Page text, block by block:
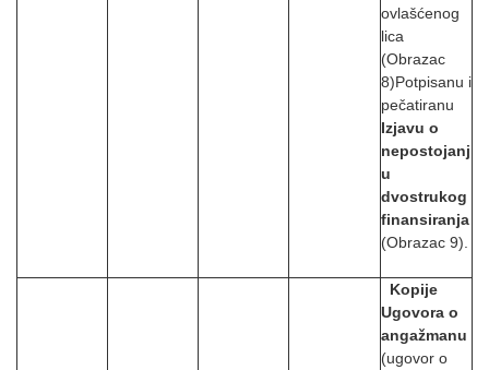
ovlašćenog
lica
(Obrazac
8)Potpisanu i
pečatiranu
Izjavu o
nepostojanj
u
dvostrukog
finansiranja
(Obrazac 9).
Kopije
Ugovora o
angažmanu
(ugovor o